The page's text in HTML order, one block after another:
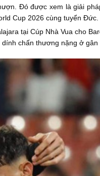
Đó được xem là giải
Cup 2026 cùng tuyển Đức.
tại Cúp Nhà Vua cho
chấn thương nặng ở gân